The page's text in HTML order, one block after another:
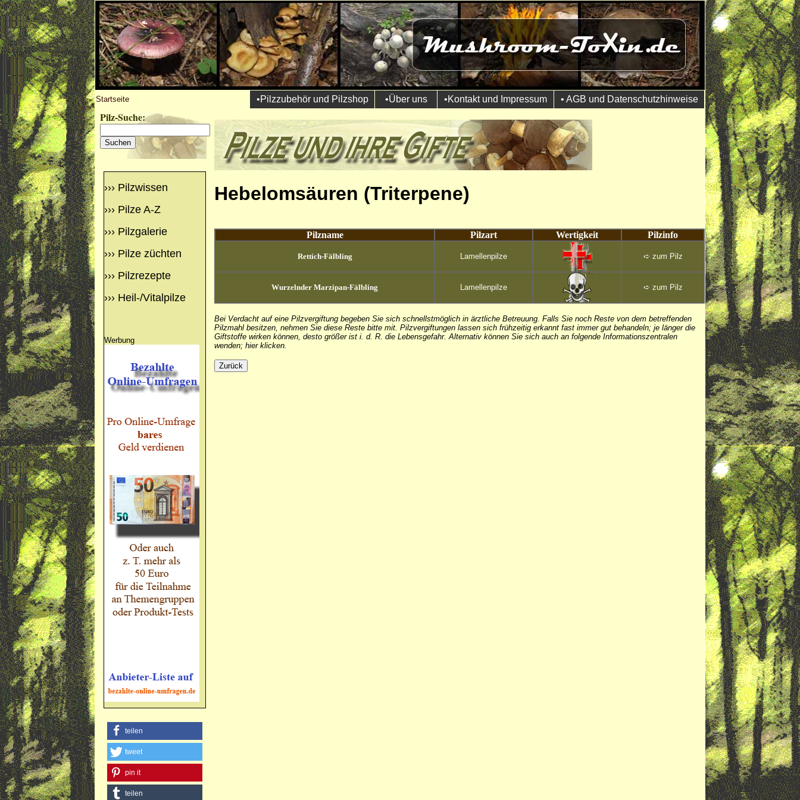
Startseite •Pilzzubehör und Pilzshop •Über uns •Kontakt und Impressum • AGB und Datenschutzhinweise
Pilz-Suche:
››› Pilzwissen
››› Pilze A-Z
››› Pilzgalerie
››› Pilze züchten
››› Pilzrezepte
››› Heil-/Vitalpilze
Werbung
teilen
tweet
pin it
teilen
Hebelomsäuren (Triterpene)
Pilzname Pilzart Wertigkeit Pilzinfo
Rettich-Fälbling Lamellenpilze ➪ zum Pilz
Wurzelnder Marzipan-Fälbling Lamellenpilze ➪ zum Pilz
Bei Verdacht auf eine Pilzvergiftung begeben Sie sich schnellstmöglich in ärztliche Betreuung. Falls Sie noch Reste von dem betreffenden
Pilzmahl besitzen, nehmen Sie diese Reste bitte mit. Pilzvergiftungen lassen sich frühzeitig erkannt fast immer gut behandeln; je länger die
Giftstoffe wirken können, desto größer ist i. d. R. die Lebensgefahr. Alternativ können Sie sich auch an folgende Informationszentralen
wenden; hier klicken.